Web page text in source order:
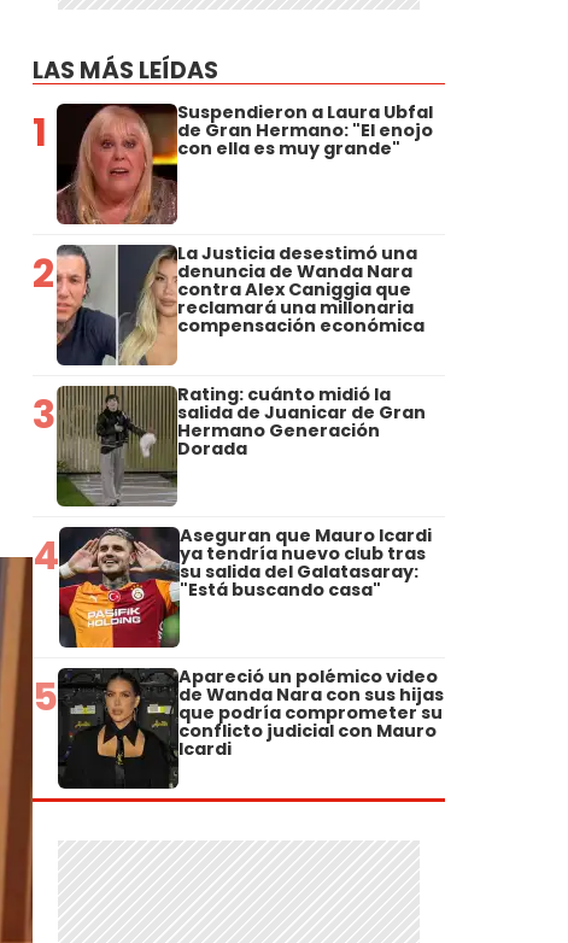
LAS MÁS LEÍDAS
1 Suspendieron a Laura Ubfal
de Gran Hermano: "El enojo
con ella es muy grande"
2 La Justicia desestimó una
denuncia de Wanda Nara
contra Alex Caniggia que
reclamará una millonaria
compensación económica
3 Rating: cuánto midió la
salida de Juanicar de Gran
Hermano Generación
Dorada
4 Aseguran que Mauro Icardi
ya tendría nuevo club tras
su salida del Galatasaray:
"Está buscando casa"
5 Apareció un polémico video
de Wanda Nara con sus hijas
que podría comprometer su
conflicto judicial con Mauro
Icardi